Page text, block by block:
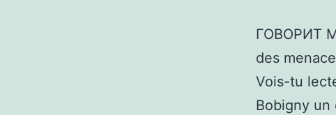
ГОВОРИТ
des
Vois-tu
Bobigny un